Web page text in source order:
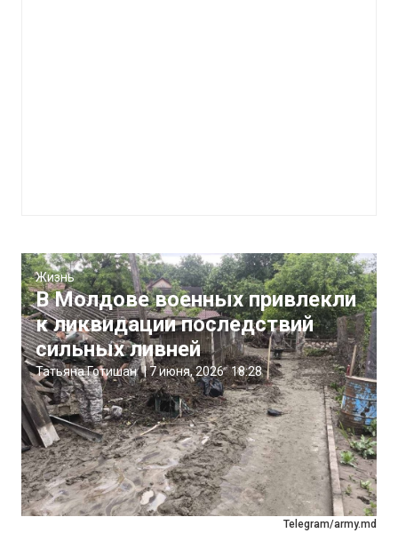
Telegram/army.md
Жизнь
В Молдове военных привлекли
к ликвидации последствий
сильных ливней
Татьяна Готишан |7 июня, 2026 18:28